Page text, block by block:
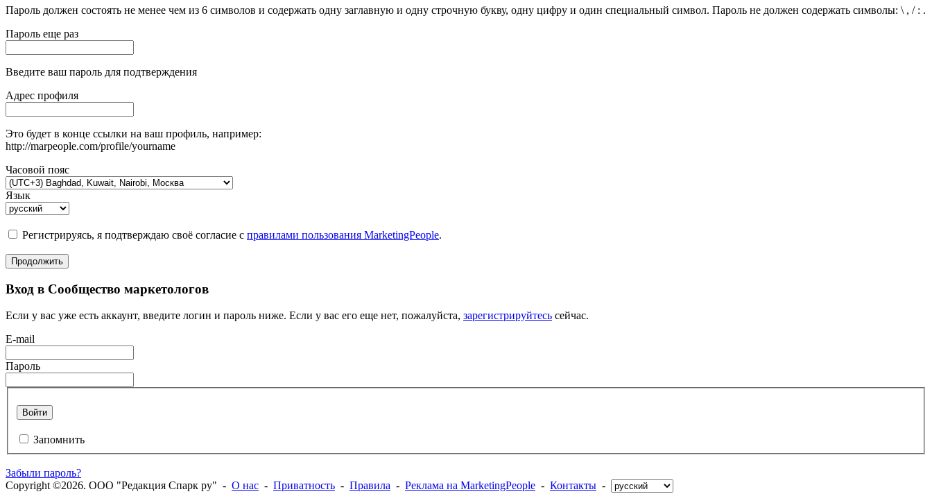
Пароль должен состоять не менее чем из 6 символов и содержать одну заглавную и одну строчную букву, одну цифру и один специальный символ. Пароль не должен содержать символы: \ , / : .
Пароль еще раз
Введите ваш пароль для подтверждения
Адрес профиля
Это будет в конце ссылки на ваш профиль, например:
http://marpeople.com/profile/yourname
Часовой пояс
Язык
Регистрируясь, я подтверждаю своё согласие с правилами пользования MarketingPeople.
Продолжить
Вход в Сообщество маркетологов
Если у вас уже есть аккаунт, введите логин и пароль ниже. Если у вас его еще нет, пожалуйста, зарегистрируйтесь сейчас.
E-mail
Пароль
Войти
Запомнить
Забыли пароль?
Copyright ©2026. ООО "Редакция Спарк ру" - О нас - Приватность - Правила - Реклама на MarketingPeople - Контакты -